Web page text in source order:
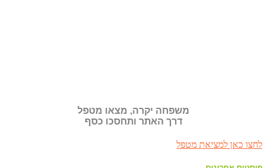
משפחה יקרה, מצאו מטפל
דרך האתר ותחסכו כסף
לחצו כאן למציאת מטפל